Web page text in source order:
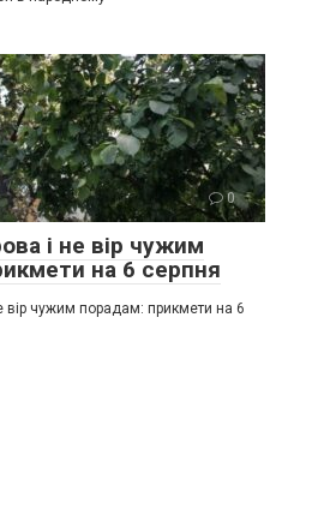
0
і не вір чужим
на 6 серпня
вір чужим порадам: прикмети на 6